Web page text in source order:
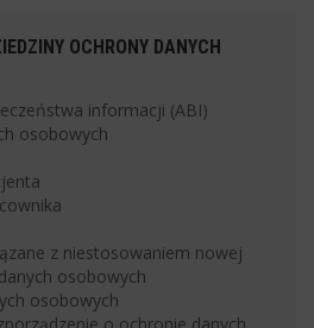
OCHRONY DANYCH
informacji (ABI)
osobowych
z niestosowaniem nowej
osobowych
osobowych
o ochronie danych